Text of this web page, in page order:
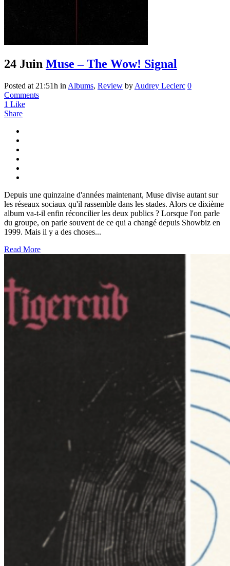
24 Juin Muse – The Wow! Signal
Posted at 21:51h in Albums, Review by Audrey Leclerc 0
Comments
1 Like
Share
Depuis une quinzaine d'années maintenant, Muse divise autant sur
les réseaux sociaux qu'il rassemble dans les stades. Alors ce dixième
album va-t-il enfin réconcilier les deux publics ? Lorsque l'on parle
du groupe, on parle souvent de ce qui a changé depuis Showbiz en
1999. Mais il y a des choses...
Read More